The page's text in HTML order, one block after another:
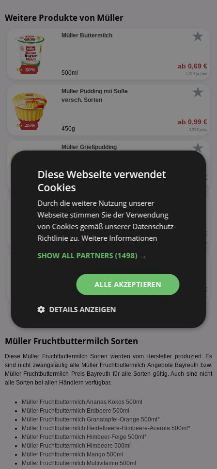
Weitere Produkte von Müller
★
30%
Müller Buttermilch
ab 0,69 €
500ml 1,38 € je Liter
★
45%
Müller Pudding mit Soße
versch. Sorten
ab 0,99 €
450g 2,20 € je kg
★
Müller Grießpudding
ab 1,25 €
160g 7,81 € je kg
Müller Milchreis
versch. Sorten
ab 0,39 €
200g 1,95 € je kg
Müllermilch
ab 0,69 €
1,73 € je Liter
Müller Fruchtbuttermilch Sorten
Diese Müller Fruchtbuttermilch Sorten werden vom Hersteller produziert. Es
sind nicht zwangsläufig alle Müller Fruchtbuttermilch Angebote Bayreuth bzw.
Müller Fruchtbuttermilch Preis Bayreuth für alle Sorten gültig. Auch sind nicht
alle Sorten bei allen Händlern verfügbar.
Müller Fruchtbuttermilch Ananas Kokos 500ml
Müller Fruchtbuttermilch Erdbeere 500ml
Müller Fruchtbuttermilch Granatapfel-Orange 500ml*
Müller Fruchtbuttermilch Heidelbeere-Himbeere-Acerola 500ml*
Müller Fruchtbuttermilch Himbeer-Feige 500ml*
Müller Fruchtbuttermilch Himbeere 500ml
Müller Fruchtbuttermilch Mango 500ml
Müller Fruchtbuttermilch Multivitamin 500ml
Diese Webseite verwendet
Cookies
Durch die weitere Nutzung unserer
Webseite stimmen Sie der Verwendung
von Cookies gemäß unserer Datenschutz-
Richtlinie zu.Weitere Informationen
SHOW ALL PARTNERS(1498) →
ALLE AKZEPTIEREN
DETAILS ANZEIGEN
Unbedingt
erforderlich
Performance
Targeting Funktionalität
Unklassifizierte